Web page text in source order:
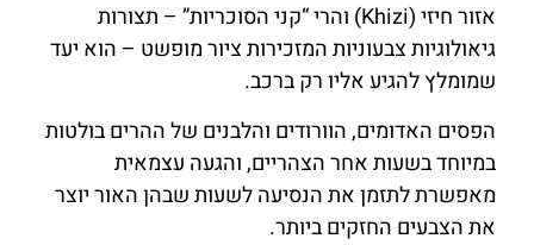
אזור חיזי (Khizi) והרי “קני הסוכריות” – תצורות
גיאולוגיות צבעוניות המזכירות ציור מופשט – הוא יעד
שמומלץ להגיע אליו רק ברכב.
הפסים האדומים, הוורודים והלבנים של ההרים בולטות
במיוחד בשעות אחר הצהריים, והגעה עצמאית
מאפשרת לתזמן את הנסיעה לשעות שבהן האור יוצר
את הצבעים החזקים ביותר.